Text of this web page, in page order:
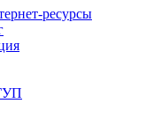
ресурсы